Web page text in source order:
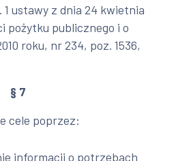
ustawy z dnia 24 kwietnia
pożytku publicznego i o
roku, nr 234, poz. 1536,
§ 7
cele poprzez:
informacji o potrzebach